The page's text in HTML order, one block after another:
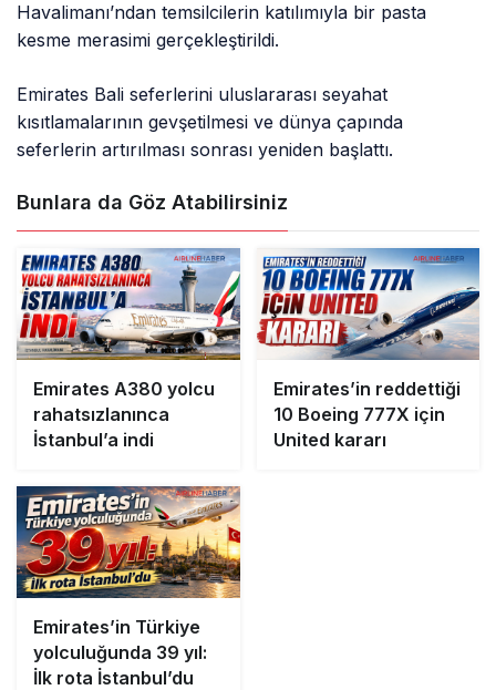
Havalimanı’ndan temsilcilerin katılımıyla bir pasta
kesme merasimi gerçekleştirildi.
Emirates Bali seferlerini uluslararası seyahat
kısıtlamalarının gevşetilmesi ve dünya çapında
seferlerin artırılması sonrası yeniden başlattı.
Bunlara da Göz Atabilirsiniz
Emirates A380 yolcu
rahatsızlanınca
İstanbul’a indi
Emirates’in reddettiği
10 Boeing 777X için
United kararı
Emirates’in Türkiye
yolculuğunda 39 yıl:
İlk rota İstanbul’du